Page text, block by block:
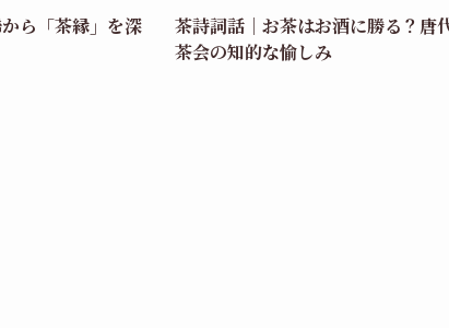
ら「茶縁」を深
茶詩詞話｜お茶はお酒に勝る？唐
茶会の知的な愉しみ